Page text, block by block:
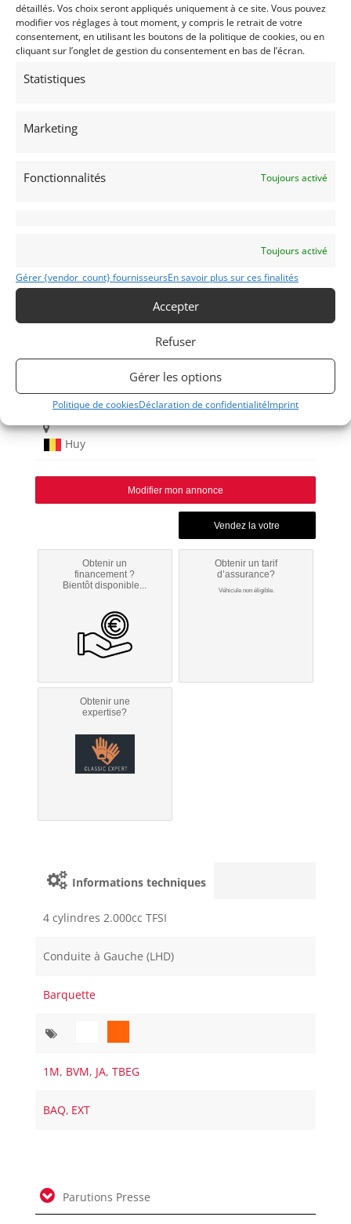
détaillés. Vos choix seront appliqués uniquement à ce site. Vous pouvez
modifier vos réglages à tout moment, y compris le retrait de votre
consentement, en utilisant les boutons de la politique de cookies, ou en
cliquant sur l’onglet de gestion du consentement en bas de l’écran.
Statistiques
Marketing
Fonctionnalités Toujours activé
Toujours activé
Gérer {vendor_count} fournisseursEn savoir plus sur ces finalités
Accepter
Refuser
Gérer les options
Politique de cookiesDéclaration de confidentialitéImprint
Partager cette annonce
Passeport Extrait
AUTO
Grand Tourisme [GT]
SuperCars
2010
Huy
Modifier mon annonce
Obtenir un
financement ?
Bientôt disponible...
Obtenir un tarif
d’assurance?
Véhicule non éligible.
Obtenir une
expertise?
Informations techniques
4 cylindres 2.000cc TFSI
Conduite à Gauche (LHD)
Barquette
1M, BVM, JA,TBEG
BAQ, EXT
Parutions Presse